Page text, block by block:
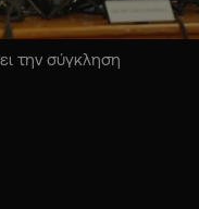
την σύγκληση